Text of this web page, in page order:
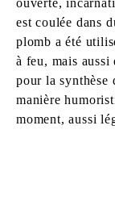
ouverte,
est coulée dans
plomb a été
à feu, mais aussi
pour la synthèse
manière
moment, aussi